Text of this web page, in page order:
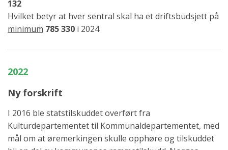
132
Hvilket betyr at hver sentral skal ha et driftsbudsjett på
minimum 785 330 i 2024
2022
Ny forskrift
I 2016 ble statstilskuddet overført fra
Kulturdepartementet til Kommunaldepartementet, med
mål om at øremerkingen skulle opphøre og tilskuddet